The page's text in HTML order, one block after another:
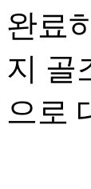
완료
지 골
으로